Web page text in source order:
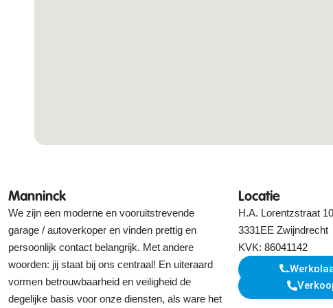
Manninck
We zijn een moderne en vooruitstrevende
garage / autoverkoper en vinden prettig en
persoonlijk contact belangrijk. Met andere
woorden: jij staat bij ons centraal! En uiteraard
vormen betrouwbaarheid en veiligheid de
degelijke basis voor onze diensten, als ware het
Locatie
H.A. Lorentzstraat
3331EE Zwijndrecht
KVK: 86041142